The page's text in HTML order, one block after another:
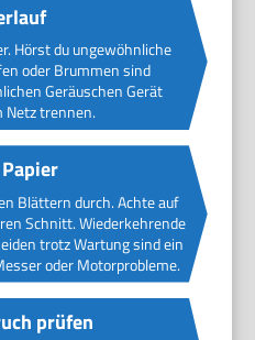
Hörst du ungewöhnliche
oder Brummen sind
Geräuschen Gerät
Netz trennen.
Blättern durch. Achte auf
Schnitt. Wiederkehrende
trotz Wartung sind ein
oder Motorprobleme.
prüfen